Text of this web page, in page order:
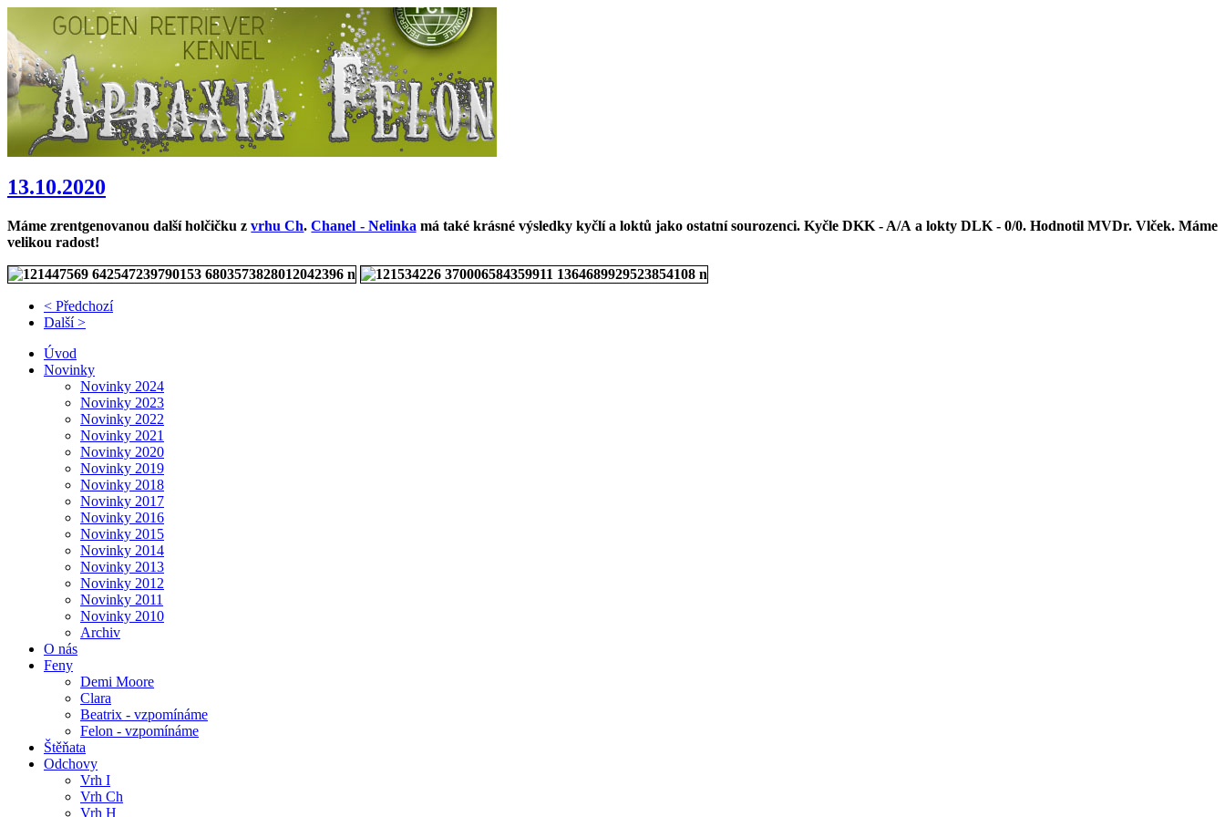
13.10.2020
Máme zrentgenovanou další holčičku zvrhu Ch.Chanel - Nelinka má také krásné výsledky kyčlí a loktů jako ostatní sourozenci. Kyčle DKK - A/A a lokty DLK - 0/0. Hodnotil MVDr. Vlček. Máme
velikou radost!
< Předchozí
Další >
Úvod
Novinky
Novinky 2024
Novinky 2023
Novinky 2022
Novinky 2021
Novinky 2020
Novinky 2019
Novinky 2018
Novinky 2017
Novinky 2016
Novinky 2015
Novinky 2014
Novinky 2013
Novinky 2012
Novinky 2011
Novinky 2010
Archiv
O nás
Feny
Demi Moore
Clara
Beatrix - vzpomínáme
Felon - vzpomínáme
Štěňata
Odchovy
Vrh I
Vrh Ch
Vrh H